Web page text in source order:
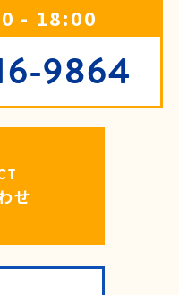
- 18:00
9864
せ